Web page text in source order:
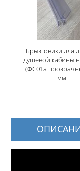
Брызговики для
душевой кабины
(ФС01а
мм